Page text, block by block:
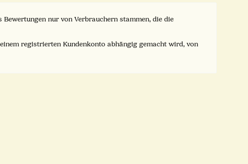
nur von Verbrauchern stammen, die die
registrierten Kundenkonto abhängig gemacht wird, von